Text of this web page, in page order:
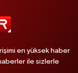
en yüksek haber
ile sizlerle